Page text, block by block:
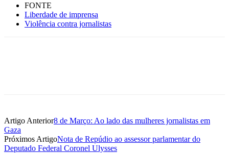
FONTE
Liberdade de imprensa
Violência contra jornalistas
Artigo Anterior8 de Março: Ao lado das mulheres jornalistas em
Gaza
Próximos ArtigoNota de Repúdio ao assessor parlamentar do
Deputado Federal Coronel Ulysses